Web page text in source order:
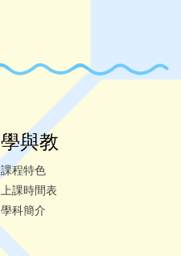
學與教
課程特色
上課時間表
學科簡介